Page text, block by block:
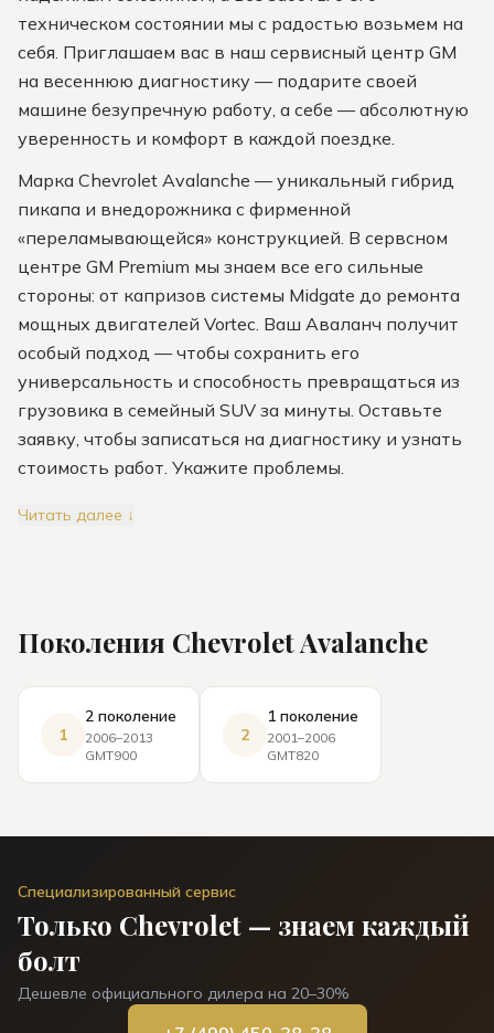
техническом состоянии мы с радостью возьмем на
себя. Приглашаем вас в наш сервисный центр GM
на весеннюю диагностику — подарите своей
машине безупречную работу, а себе — абсолютную
уверенность и комфорт в каждой поездке.
Марка Chevrolet Avalanche — уникальный гибрид
пикапа и внедорожника с фирменной
«переламывающейся» конструкцией. В сервсном
центре GM Premium мы знаем все его сильные
стороны: от капризов системы Midgate до ремонта
мощных двигателей Vortec. Ваш Аваланч получит
особый подход — чтобы сохранить его
универсальность и способность превращаться из
грузовика в семейный SUV за минуты. Оставьте
заявку, чтобы записаться на диагностику и узнать
стоимость работ. Укажите проблемы.
Читать далее ↓
Поколения ChevroletAvalanche
1
2 поколение
2006–2013
GMT900
2
1 поколение
2001–2006
GMT820
Специализированный сервис
Только Chevrolet — знаем каждый
болт
Дешевле официального дилера на 20–30%